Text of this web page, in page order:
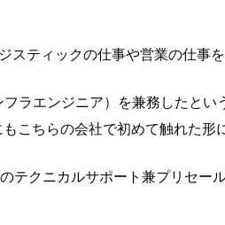
ティックの仕事や営業の仕事を
ラエンジニア）を兼務したと
こちらの会社で初めて触れた形
クニカルサポート兼プリセ